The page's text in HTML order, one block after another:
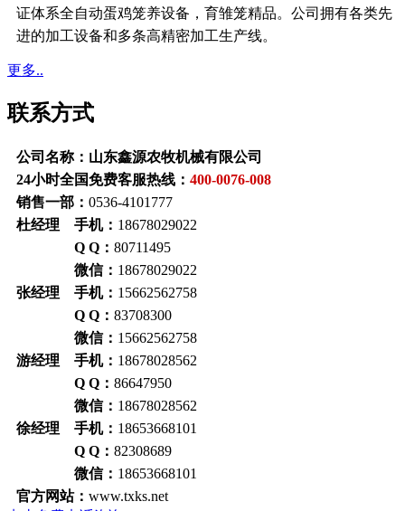
证体系全自动蛋鸡笼养设备，育雏笼精品。公司拥有各类先
进的加工设备和多条高精密加工生产线。
更多..
联系方式
公司名称：山东鑫源农牧机械有限公司
24小时全国免费客服热线： 400-0076-008
销售一部： 0536-4101777
杜经理 手机： 18678029022
Q Q： 80711495
微信： 18678029022
张经理 手机： 15662562758
Q Q： 83708300
微信： 15662562758
游经理 手机： 18678028562
Q Q： 86647950
微信： 18678028562
徐经理 手机： 18653668101
Q Q： 82308689
微信： 18653668101
官方网站： www.txks.net